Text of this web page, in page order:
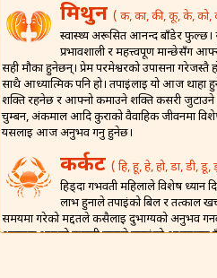
मिथुन( क, का, की, कू, के, को,
स्वास्थ्य अरूसित आनन्द बाँडेर फुल्छ।
प्रभावशाली र महत्त्वपूर्ण मान्छेसँग
सही मौका हुनेछन्। प्रेम परमेश्वरको उपासना गरेजस्तै
साथै आध्यात्मिक पनि हो। तपाईंलाई यो आज
शक्ति रहनेछ र आफ्नो कमाउने शक्ति कसरी जुटाउने
चुम्बन, अंकमाल आदि कुराको वैवाहिक जीवनमा
यसलाई आज अनुभव गर्नु हुनेछ।
कर्कट( हि, हू, हे, हो, डा, डी,
हिड्दा गर्भवती महिलाले विशेष ध्यान
लाभ हुनाले तपाईंको बिल र तत्काल
समयमा गरेको मद्दतले कसैलाई दुर्भाग्यको अनुभव
अचानक आएको रूमानी हावाले तपाईंको आत्मालाई